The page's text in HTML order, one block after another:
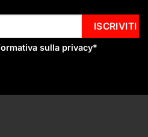
sulla privacy*